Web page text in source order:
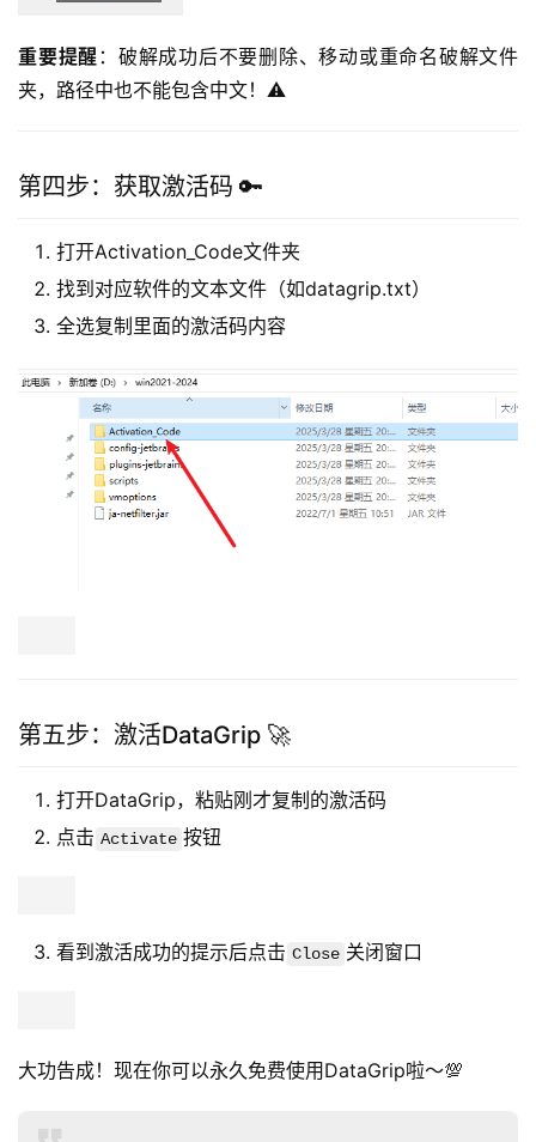
重要提醒 ：破解成功后不要删除、移动或重命名破解文件
夹，路径中也不能包含中文！⚠️
第四步：获取激活码 🔑
打开Activation_Code文件夹
找到对应软件的文本文件（如datagrip.txt）
全选复制里面的激活码内容
第五步：激活DataGrip 🚀
打开DataGrip，粘贴刚才复制的激活码
点击 Activate 按钮
看到激活成功的提示后点击 Close 关闭窗口
大功告成！现在你可以永久免费使用DataGrip啦～💯